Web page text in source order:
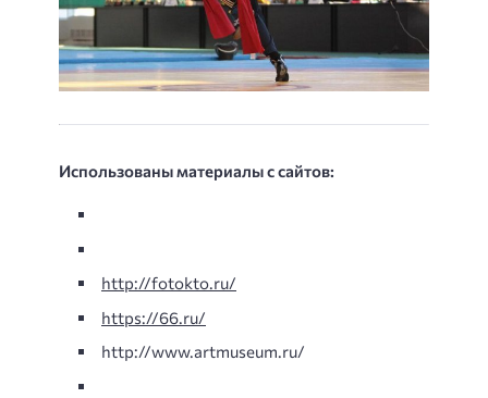
Использованы материалы с сайтов:
http://fotokto.ru/
https://66.ru/
http://www.artmuseum.ru/